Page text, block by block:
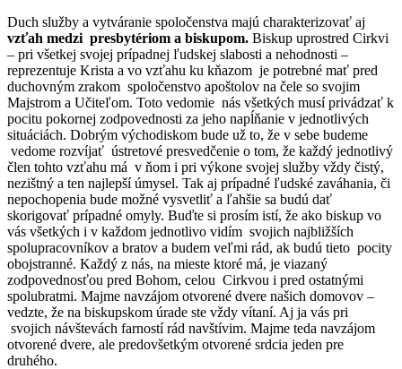
Duch služby a vytváranie spoločenstva majú charakterizovať aj
vzťah medzi presbytériom a biskupom. Biskup uprostred Cirkvi
– pri všetkej svojej prípadnej ľudskej slabosti a nehodnosti –
reprezentuje Krista a vo vzťahu ku kňazom je potrebné mať pred
duchovným zrakom spoločenstvo apoštolov na čele so svojim
Majstrom a Učiteľom. Toto vedomie nás všetkých musí privádzať k
pocitu pokornej zodpovednosti za jeho napĺňanie v jednotlivých
situáciách. Dobrým východiskom bude už to, že v sebe budeme
vedome rozvíjať ústretové presvedčenie o tom, že každý jednotlivý
člen tohto vzťahu má v ňom i pri výkone svojej služby vždy čistý,
nezištný a ten najlepší úmysel. Tak aj prípadné ľudské zaváhania, či
nepochopenia bude možné vysvetliť a ľahšie sa budú dať
skorigovať prípadné omyly. Buďte si prosím istí, že ako biskup vo
vás všetkých i v každom jednotlivo vidím svojich najbližších
spolupracovníkov a bratov a budem veľmi rád, ak budú tieto pocity
obojstranné. Každý z nás, na mieste ktoré má, je viazaný
zodpovednosťou pred Bohom, celou Cirkvou i pred ostatnými
spolubratmi. Majme navzájom otvorené dvere našich domovov –
vedzte, že na biskupskom úrade ste vždy vítaní. Aj ja vás pri
svojich návštevách farností rád navštívim. Majme teda navzájom
otvorené dvere, ale predovšetkým otvorené srdcia jeden pre
druhého.